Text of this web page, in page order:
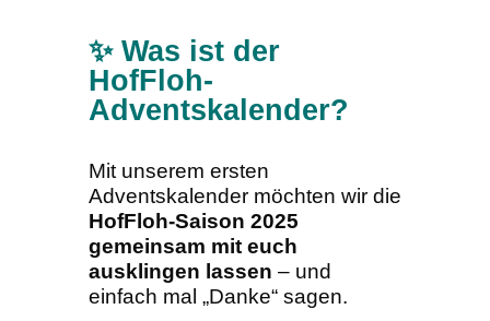
✨ Was ist der
HofFloh-
Adventskalender?
Mit unserem ersten
Adventskalender möchten wir die
HofFloh-Saison 2025
gemeinsam mit euch
ausklingen lassen – und
einfach mal „Danke“ sagen.